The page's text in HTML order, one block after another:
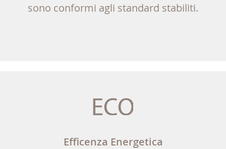
sono conformi agli standard stabiliti.
Efficenza Energetica